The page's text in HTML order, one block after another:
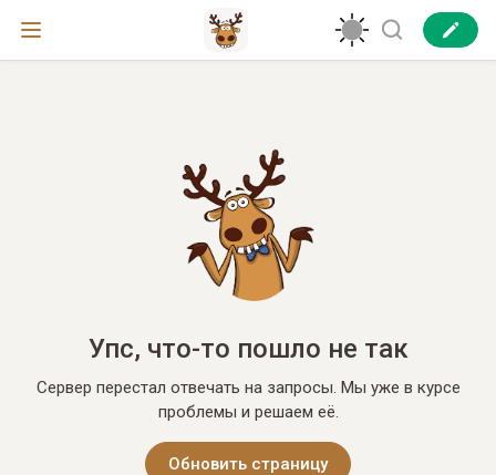
Упс, что-то пошло не так
Сервер перестал отвечать на запросы. Мы уже в курсе
проблемы и решаем её.
Обновить страницу